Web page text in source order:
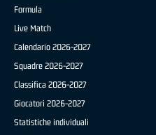
Formula
Live Match
Calendario 2026-2027
Squadre 2026-2027
Classifica 2026-2027
Giocatori 2026-2027
Statistiche individuali